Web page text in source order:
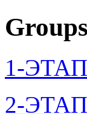
Groups
1-ЭТАП
2-ЭТАП